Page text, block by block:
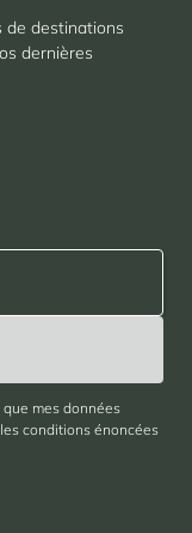
de destinations
dernières
que mes données
conditions énoncées